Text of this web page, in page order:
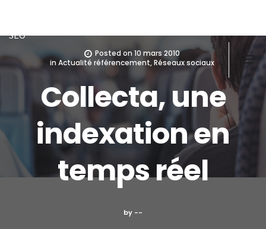
SEO
Posted on10 mars 2010
in Actualité référencement,Réseaux sociaux
Collecta, une
indexation en
temps réel
by --